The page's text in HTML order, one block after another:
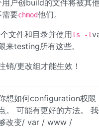
用户创build的文件将被其
需要chmod他们。
文件和目录并使用ls -l
来testing所有这些。
销/更改组才能生效！
想如何configuration权限
。 可能有更好的方法。
改变/ var / www /